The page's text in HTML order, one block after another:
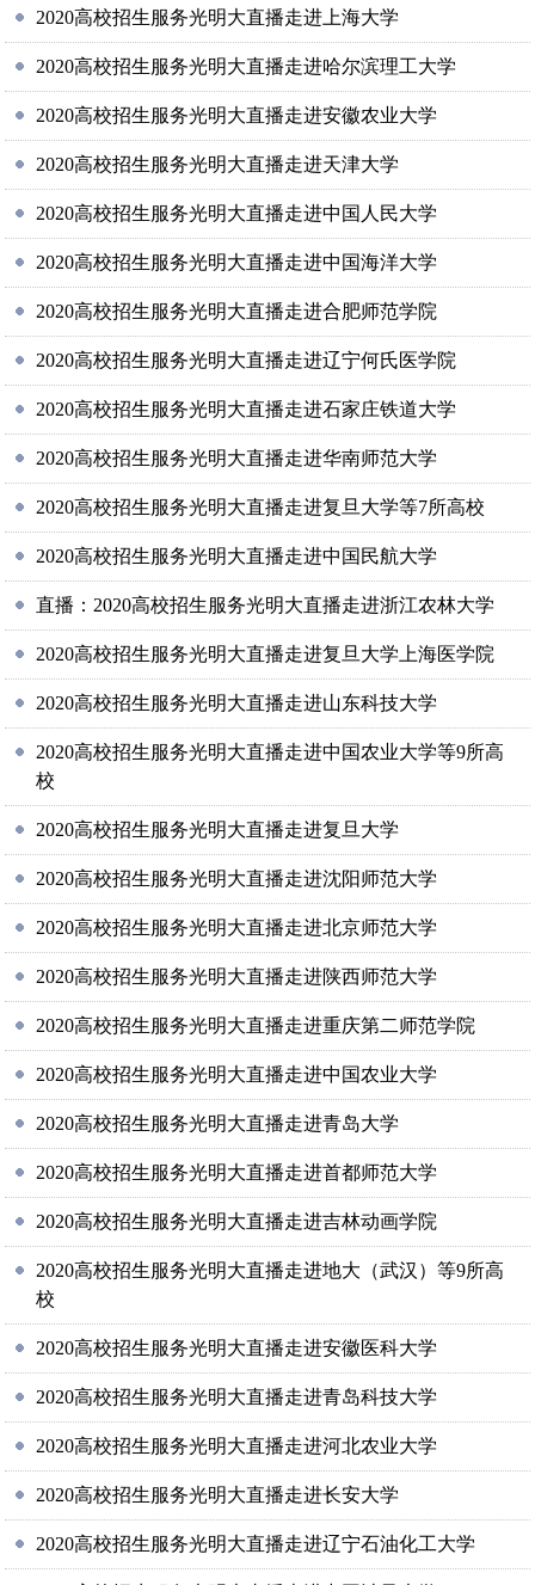
2020高校招生服务光明大直播走进上海大学
2020高校招生服务光明大直播走进哈尔滨理工大学
2020高校招生服务光明大直播走进安徽农业大学
2020高校招生服务光明大直播走进天津大学
2020高校招生服务光明大直播走进中国人民大学
2020高校招生服务光明大直播走进中国海洋大学
2020高校招生服务光明大直播走进合肥师范学院
2020高校招生服务光明大直播走进辽宁何氏医学院
2020高校招生服务光明大直播走进石家庄铁道大学
2020高校招生服务光明大直播走进华南师范大学
2020高校招生服务光明大直播走进复旦大学等7所高校
2020高校招生服务光明大直播走进中国民航大学
直播：2020高校招生服务光明大直播走进浙江农林大学
2020高校招生服务光明大直播走进复旦大学上海医学院
2020高校招生服务光明大直播走进山东科技大学
2020高校招生服务光明大直播走进中国农业大学等9所高
校
2020高校招生服务光明大直播走进复旦大学
2020高校招生服务光明大直播走进沈阳师范大学
2020高校招生服务光明大直播走进北京师范大学
2020高校招生服务光明大直播走进陕西师范大学
2020高校招生服务光明大直播走进重庆第二师范学院
2020高校招生服务光明大直播走进中国农业大学
2020高校招生服务光明大直播走进青岛大学
2020高校招生服务光明大直播走进首都师范大学
2020高校招生服务光明大直播走进吉林动画学院
2020高校招生服务光明大直播走进地大（武汉）等9所高
校
2020高校招生服务光明大直播走进安徽医科大学
2020高校招生服务光明大直播走进青岛科技大学
2020高校招生服务光明大直播走进河北农业大学
2020高校招生服务光明大直播走进长安大学
2020高校招生服务光明大直播走进辽宁石油化工大学